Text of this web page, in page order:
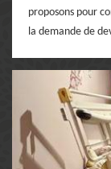
proposons pour
la demande de